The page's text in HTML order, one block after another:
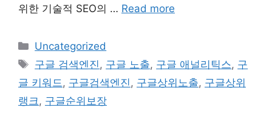
위한 기술적 SEO의 … Read more
Categories
Uncategorized
Tags
구글 검색엔진, 구글 노출, 구글 애널리틱스, 구
글 키워드, 구글검색엔진, 구글상위노출, 구글상위
랭크, 구글순위보장